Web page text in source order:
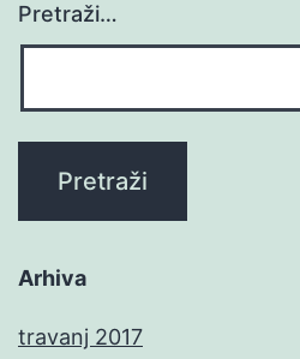
Pretraži…
Arhiva
travanj 2017